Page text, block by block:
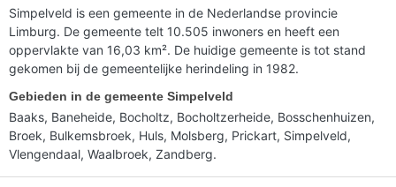
Simpelveld is een gemeente in de Nederlandse provincie
Limburg. De gemeente telt 10.505 inwoners en heeft een
oppervlakte van 16,03 km². De huidige gemeente is tot stand
gekomen bij de gemeentelijke herindeling in 1982.
Gebieden in de gemeente Simpelveld
Baaks, Baneheide, Bocholtz, Bocholtzerheide, Bosschenhuizen,
Broek, Bulkemsbroek, Huls, Molsberg, Prickart, Simpelveld,
Vlengendaal, Waalbroek, Zandberg.